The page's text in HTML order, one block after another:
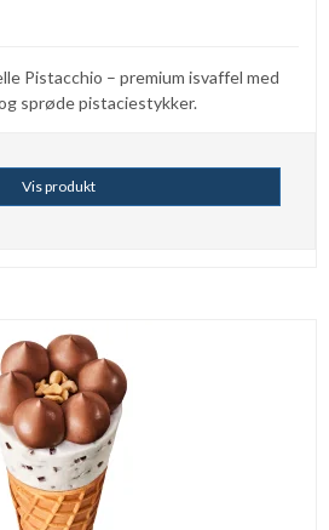
Pistacchio – premium isvaffel med
sprøde pistaciestykker.
Vis produkt